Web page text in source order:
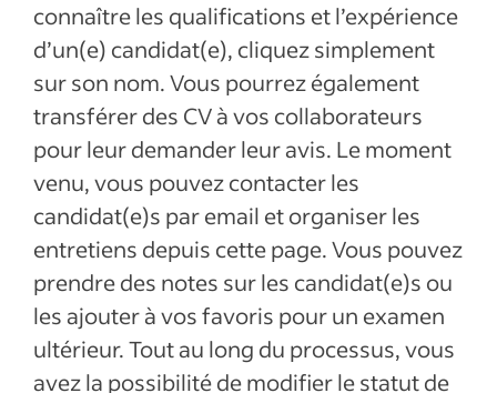
connaître les qualifications et l’expérience
d’un(e) candidat(e), cliquez simplement
sur son nom. Vous pourrez également
transférer des CV à vos collaborateurs
pour leur demander leur avis. Le moment
venu, vous pouvez contacter les
candidat(e)s par email et organiser les
entretiens depuis cette page. Vous pouvez
prendre des notes sur les candidat(e)s ou
les ajouter à vos favoris pour un examen
ultérieur. Tout au long du processus, vous
avez la possibilité de modifier le statut de